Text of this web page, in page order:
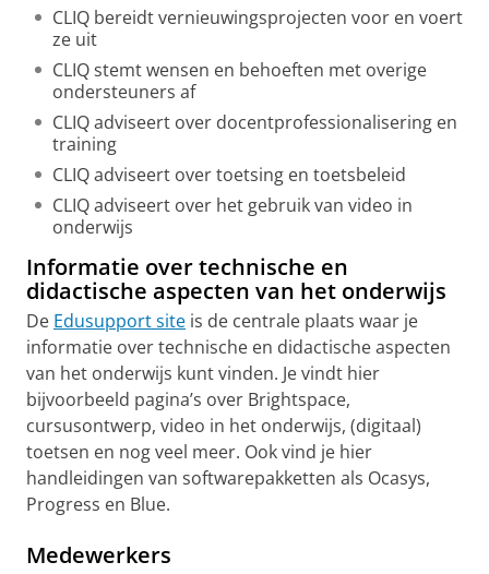
CLIQ bereidt vernieuwingsprojecten voor en voert
ze uit
CLIQ stemt wensen en behoeften met overige
ondersteuners af
CLIQ adviseert over docentprofessionalisering en
training
CLIQ adviseert over toetsing en toetsbeleid
CLIQ adviseert over het gebruik van video in
onderwijs
Informatie over technische en
didactische aspecten van het onderwijs
De Edusupport site is de centrale plaats waar je
informatie over technische en didactische aspecten
van het onderwijs kunt vinden. Je vindt hier
bijvoorbeeld pagina’s over Brightspace,
cursusontwerp, video in het onderwijs, (digitaal)
toetsen en nog veel meer. Ook vind je hier
handleidingen van softwarepakketten als Ocasys,
Progress en Blue.
Medewerkers